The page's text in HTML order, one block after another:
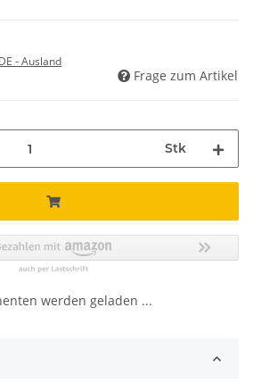
- Ausland
Frage zum Artikel
Stk
werden geladen ...